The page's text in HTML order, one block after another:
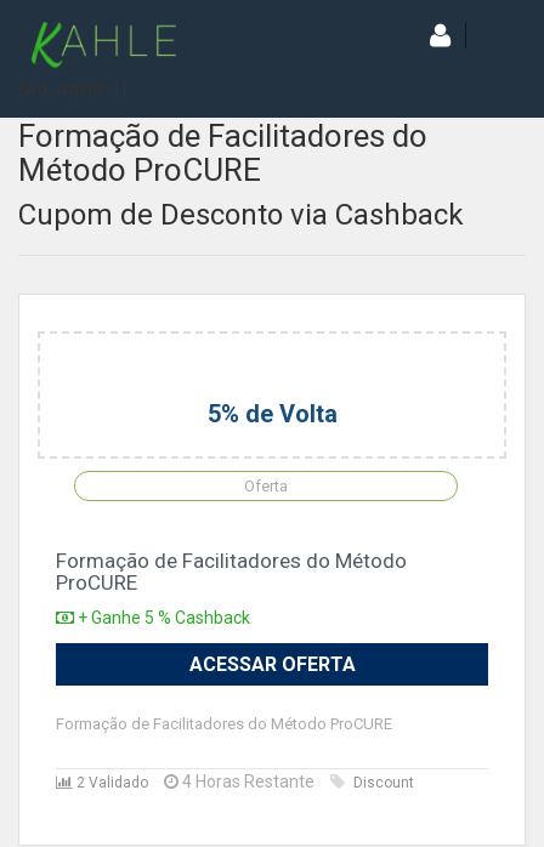
Formação de Facilitadores do
Método ProCURE
Cupom de Desconto via Cashback
5% de Volta
Oferta
Formação de Facilitadores do Método
ProCURE
+ Ganhe 5 % Cashback
ACESSAR OFERTA
Formação de Facilitadores do Método ProCURE
2 Validado 4 Horas Restante Discount